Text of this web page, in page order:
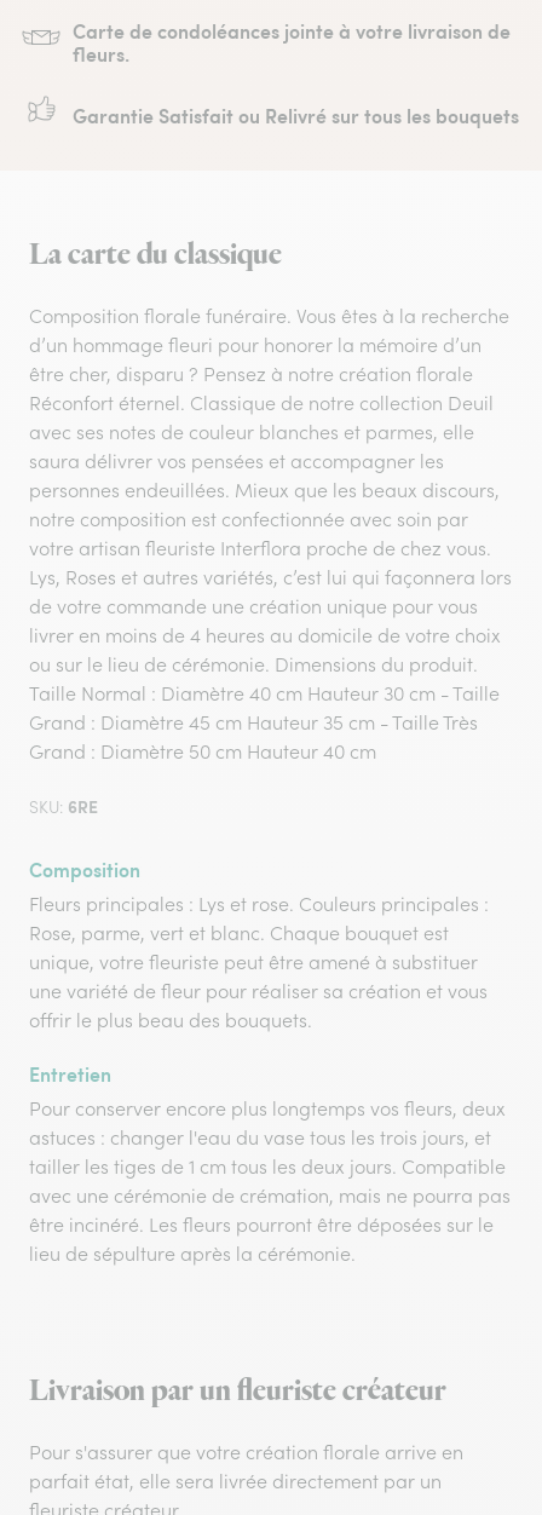
Carte de condoléances jointe à votre livraison de
fleurs.
Garantie Satisfait ou Relivré sur tous les bouquets
La carte du classique
Composition florale funéraire. Vous êtes à la recherche
d’un hommage fleuri pour honorer la mémoire d’un
être cher, disparu ? Pensez à notre création florale
Réconfort éternel. Classique de notre collection Deuil
avec ses notes de couleur blanches et parmes, elle
saura délivrer vos pensées et accompagner les
personnes endeuillées. Mieux que les beaux discours,
notre composition est confectionnée avec soin par
votre artisan fleuriste Interflora proche de chez vous.
Lys, Roses et autres variétés, c’est lui qui façonnera lors
de votre commande une création unique pour vous
livrer en moins de 4 heures au domicile de votre choix
ou sur le lieu de cérémonie. Dimensions du produit.
Taille Normal : Diamètre 40 cm Hauteur 30 cm - Taille
Grand : Diamètre 45 cm Hauteur 35 cm - Taille Très
Grand : Diamètre 50 cm Hauteur 40 cm
SKU: 6RE
Composition
Fleurs principales : Lys et rose. Couleurs principales :
Rose, parme, vert et blanc. Chaque bouquet est
unique, votre fleuriste peut être amené à substituer
une variété de fleur pour réaliser sa création et vous
offrir le plus beau des bouquets.
Entretien
Pour conserver encore plus longtemps vos fleurs, deux
astuces : changer l'eau du vase tous les trois jours, et
tailler les tiges de 1 cm tous les deux jours. Compatible
avec une cérémonie de crémation, mais ne pourra pas
être incinéré. Les fleurs pourront être déposées sur le
lieu de sépulture après la cérémonie.
Livraison par un fleuriste créateur
Pour s'assurer que votre création florale arrive en
parfait état, elle sera livrée directement par un
fleuriste créateur.